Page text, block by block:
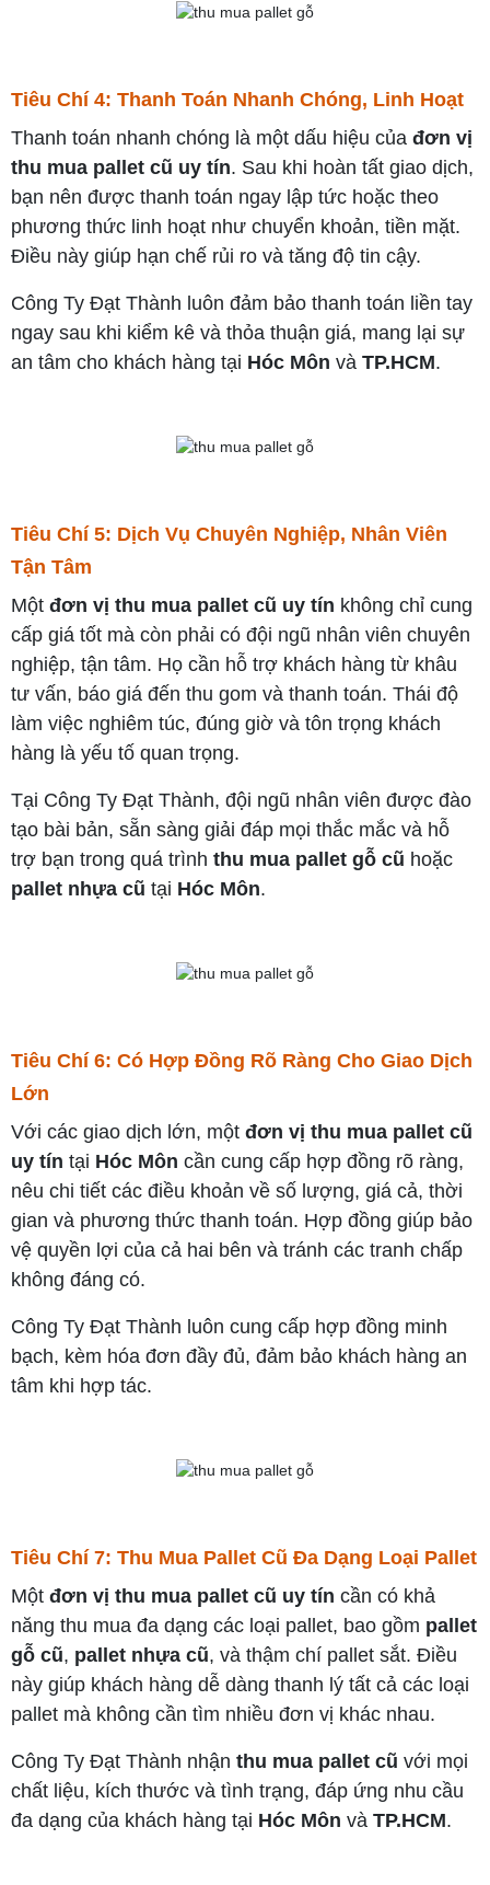
Tiêu Chí 4: Thanh Toán Nhanh Chóng, Linh Hoạt
Thanh toán nhanh chóng là một dấu hiệu của đơn vị
thu mua pallet cũ uy tín. Sau khi hoàn tất giao dịch,
bạn nên được thanh toán ngay lập tức hoặc theo
phương thức linh hoạt như chuyển khoản, tiền mặt.
Điều này giúp hạn chế rủi ro và tăng độ tin cậy.
Công Ty Đạt Thành luôn đảm bảo thanh toán liền tay
ngay sau khi kiểm kê và thỏa thuận giá, mang lại sự
an tâm cho khách hàng tại Hóc Môn và TP.HCM.
Tiêu Chí 5: Dịch Vụ Chuyên Nghiệp, Nhân Viên
Tận Tâm
Một đơn vị thu mua pallet cũ uy tín không chỉ cung
cấp giá tốt mà còn phải có đội ngũ nhân viên chuyên
nghiệp, tận tâm. Họ cần hỗ trợ khách hàng từ khâu
tư vấn, báo giá đến thu gom và thanh toán. Thái độ
làm việc nghiêm túc, đúng giờ và tôn trọng khách
hàng là yếu tố quan trọng.
Tại Công Ty Đạt Thành, đội ngũ nhân viên được đào
tạo bài bản, sẵn sàng giải đáp mọi thắc mắc và hỗ
trợ bạn trong quá trình thu mua pallet gỗ cũ hoặc
pallet nhựa cũ tại Hóc Môn.
Tiêu Chí 6: Có Hợp Đồng Rõ Ràng Cho Giao Dịch
Lớn
Với các giao dịch lớn, một đơn vị thu mua pallet cũ
uy tín tại Hóc Môn cần cung cấp hợp đồng rõ ràng,
nêu chi tiết các điều khoản về số lượng, giá cả, thời
gian và phương thức thanh toán. Hợp đồng giúp bảo
vệ quyền lợi của cả hai bên và tránh các tranh chấp
không đáng có.
Công Ty Đạt Thành luôn cung cấp hợp đồng minh
bạch, kèm hóa đơn đầy đủ, đảm bảo khách hàng an
tâm khi hợp tác.
Tiêu Chí 7: Thu Mua Pallet Cũ Đa Dạng Loại Pallet
Một đơn vị thu mua pallet cũ uy tín cần có khả
năng thu mua đa dạng các loại pallet, bao gồm pallet
gỗ cũ, pallet nhựa cũ, và thậm chí pallet sắt. Điều
này giúp khách hàng dễ dàng thanh lý tất cả các loại
pallet mà không cần tìm nhiều đơn vị khác nhau.
Công Ty Đạt Thành nhận thu mua pallet cũ với mọi
chất liệu, kích thước và tình trạng, đáp ứng nhu cầu
đa dạng của khách hàng tại Hóc Môn và TP.HCM.